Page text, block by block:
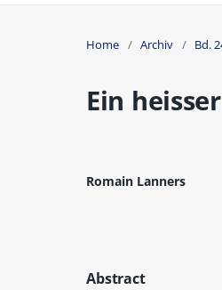
Home / Archiv / Bd.
Ein
Romain Lanners
Abstract